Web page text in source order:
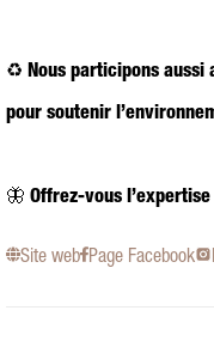
♻️ Nous participons aussi
pour soutenir
🦋 Offrez-vous l’expertise
Site web Page Facebook